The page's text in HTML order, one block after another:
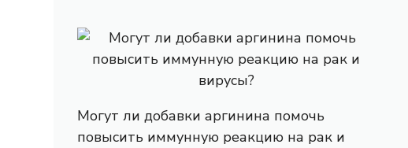
Могут ли добавки аргинина помочь
повысить иммунную реакцию на рак и